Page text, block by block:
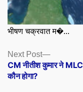
भीषण चक्रवात म�...
Posts
navigation
Next Post
Next
post:
CM नीतीश कुमार ने MLC
कौन होगा?